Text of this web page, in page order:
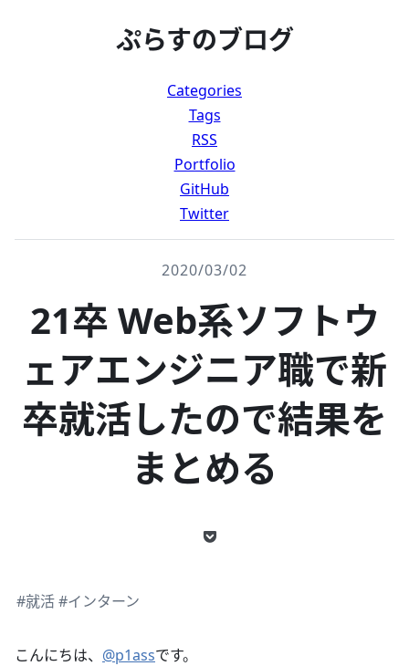
ぷらすのブログ
Categories
Tags
RSS
Portfolio
GitHub
Twitter
2020/03/02
21卒 Web系ソフトウ
ェアエンジニア職で新
卒就活したので結果を
まとめる
#就活#インターン
こんにちは、 @p1assです。